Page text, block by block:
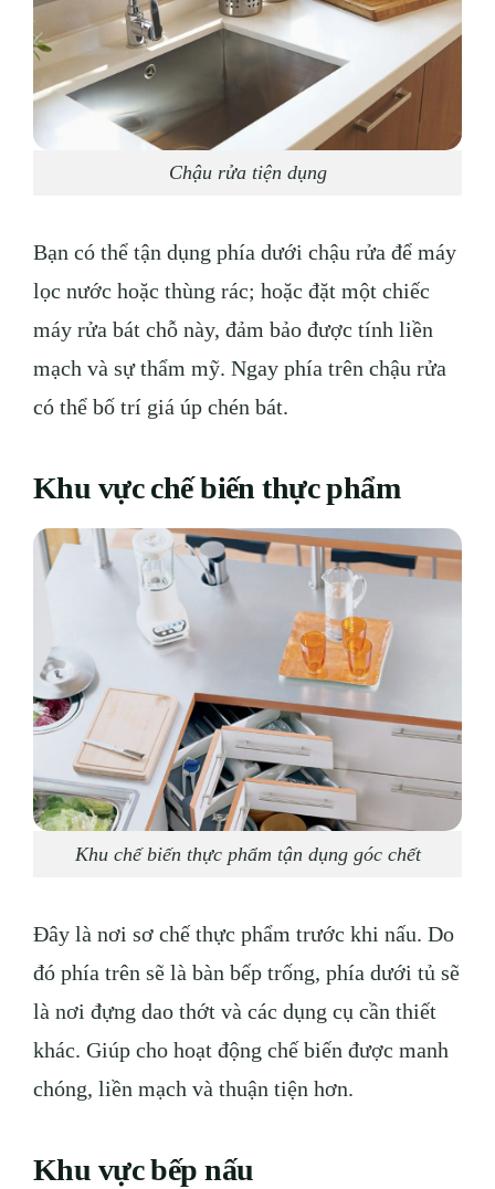
Chậu rửa tiện dụng
Bạn có thể tận dụng phía dưới chậu rửa để máy
lọc nước hoặc thùng rác; hoặc đặt một chiếc
máy rửa bát chỗ này, đảm bảo được tính liền
mạch và sự thẩm mỹ. Ngay phía trên chậu rửa
có thể bố trí giá úp chén bát.
Khu vực chế biến thực phẩm
Khu chế biến thực phẩm tận dụng góc chết
Đây là nơi sơ chế thực phẩm trước khi nấu. Do
đó phía trên sẽ là bàn bếp trống, phía dưới tủ sẽ
là nơi đựng dao thớt và các dụng cụ cần thiết
khác. Giúp cho hoạt động chế biến được manh
chóng, liền mạch và thuận tiện hơn.
Khu vực bếp nấu